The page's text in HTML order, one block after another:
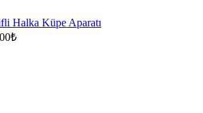
Halka Küpe Aparatı
₺